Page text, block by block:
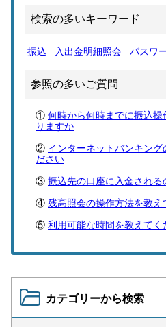
検索の多いキーワード
振込 入出金明細照会 パスワ
参照の多いご質問
何時から何時までに振込
りますか
インターネットバンキング
ださい
振込先の口座に入金される
残高照会の操作方法を教え
利用可能な時間を教えてく
カテゴリーから検索